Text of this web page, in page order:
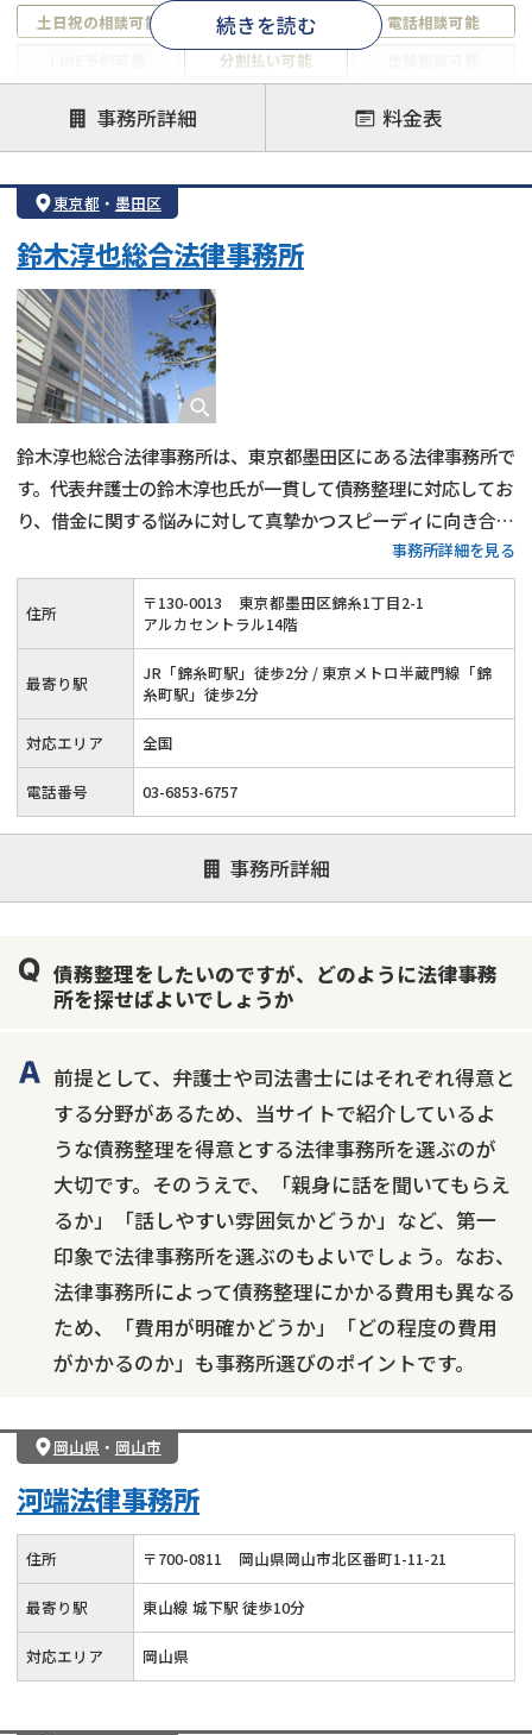
土日祝の相談可能 19時以降電話可能
電話相談可能
分割払い可能
借金返済相談・交渉
自己破産
任意整理
個人再生
会社破産・法人破産
住宅ローン
カードローン
続きを読む
事務所詳細 料金表
東京都 ・ 墨田区
鈴木淳也総合法律事務所
鈴木淳也総合法律事務所は、東京都墨田区にある法律事務所で
す。代表弁護士の鈴木淳也氏が一貫して債務整理に対応してお
り、借金に関する悩みに対して真摯かつスピーディに向き合っ
てくれるのが特徴です。任意整理・自己破産・個人再生など、
各手続きについて詳しく相談でき、生活再建に向けた法的支援
が受けられます。
事務所詳細を見る
住所 〒130-0013
東京都墨田区錦糸1丁目2-1
アルカセントラル14階
最寄り駅
JR「錦糸町駅」徒歩2分 / 東京メトロ半蔵門線「錦
糸町駅」徒歩2分
対応エリア 全国
電話番号 03-6853-6757
事務所詳細
債務整理をしたいのですが、どのように法律事務
所を探せばよいでしょうか
前提として、弁護士や司法書士にはそれぞれ得意と
する分野があるため、当サイトで紹介しているよ
うな債務整理を得意とする法律事務所を選ぶのが
大切です。そのうえで、「親身に話を聞いてもらえ
るか」「話しやすい雰囲気かどうか」など、第一
印象で法律事務所を選ぶのもよいでしょう。なお、
法律事務所によって債務整理にかかる費用も異なる
ため、「費用が明確かどうか」「どの程度の費用
がかかるのか」も事務所選びのポイントです。
岡山県 ・ 岡山市
河端法律事務所
住所 〒700-0811 岡山県岡山市北区番町1-11-21
最寄り駅 東山線 城下駅 徒歩10分
対応エリア 岡山県